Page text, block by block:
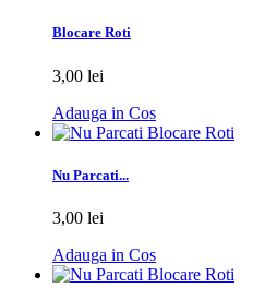
Blocare Roti
3,00 lei
Adauga in Cos
Nu Parcati...
3,00 lei
Adauga in Cos